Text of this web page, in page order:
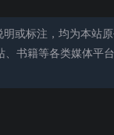
或标注，均为本站
书籍等各类媒体平